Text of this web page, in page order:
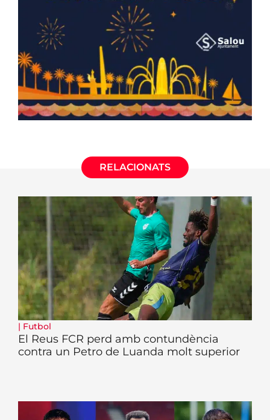
RELACIONATS
| Futbol
El Reus FCR perd amb contundència
contra un Petro de Luanda molt superior